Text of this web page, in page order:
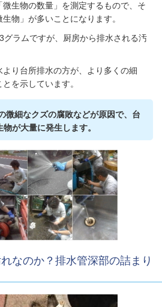
生物の数量」を測定するもので、そ
物」が多いことになります。
グラムですが、厨房から排水される汚
り台所排水の方が、より多くの細
を示しています。
微細なクズの腐敗などが原因で、台
が大量に発生します。
なのか？排水管深部の詰まり